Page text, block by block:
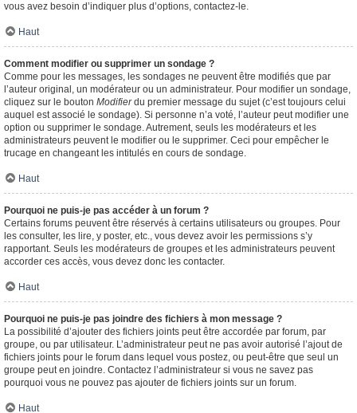
vous avez besoin d’indiquer plus d’options, contactez-le.
Haut
Comment modifier ou supprimer un sondage ?
Comme pour les messages, les sondages ne peuvent être modifiés que par
l’auteur original, un modérateur ou un administrateur. Pour modifier un sondage,
cliquez sur le bouton Modifierdu premier message du sujet (c’est toujours celui
auquel est associé le sondage). Si personne n’a voté, l’auteur peut modifier une
option ou supprimer le sondage. Autrement, seuls les modérateurs et les
administrateurs peuvent le modifier ou le supprimer. Ceci pour empêcher le
trucage en changeant les intitulés en cours de sondage.
Haut
Pourquoi ne puis-je pas accéder à un forum ?
Certains forums peuvent être réservés à certains utilisateurs ou groupes. Pour
les consulter, les lire, y poster, etc., vous devez avoir les permissions s’y
rapportant. Seuls les modérateurs de groupes et les administrateurs peuvent
accorder ces accès, vous devez donc les contacter.
Haut
Pourquoi ne puis-je pas joindre des fichiers à mon message ?
La possibilité d’ajouter des fichiers joints peut être accordée par forum, par
groupe, ou par utilisateur. L’administrateur peut ne pas avoir autorisé l’ajout de
fichiers joints pour le forum dans lequel vous postez, ou peut-être que seul un
groupe peut en joindre. Contactez l’administrateur si vous ne savez pas
pourquoi vous ne pouvez pas ajouter de fichiers joints sur un forum.
Haut